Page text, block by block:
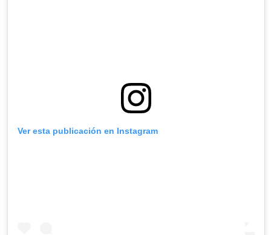
Ver esta publicación en Instagram